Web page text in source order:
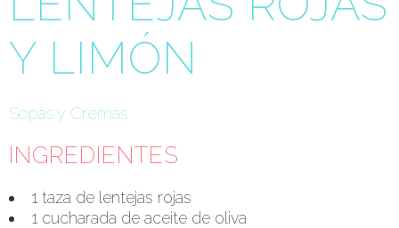
Y LIMÓN
Sopas y Cremas
INGREDIENTES
1 taza de lentejas rojas
1 cucharada de aceite de oliva